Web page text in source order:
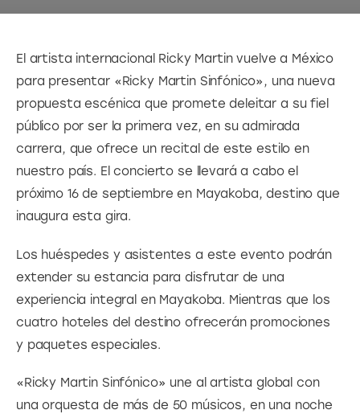
El artista internacional Ricky Martin vuelve a México
para presentar «Ricky Martin Sinfónico», una nueva
propuesta escénica que promete deleitar a su fiel
público por ser la primera vez, en su admirada
carrera, que ofrece un recital de este estilo en
nuestro país. El concierto se llevará a cabo el
próximo 16 de septiembre en Mayakoba, destino que
inaugura esta gira.
Los huéspedes y asistentes a este evento podrán
extender su estancia para disfrutar de una
experiencia integral en Mayakoba. Mientras que los
cuatro hoteles del destino ofrecerán promociones
y paquetes especiales.
«Ricky Martin Sinfónico» une al artista global con
una orquesta de más de 50 músicos, en una noche